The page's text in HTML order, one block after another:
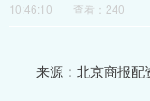
10:46:10
查看：240
来源：北京商报配